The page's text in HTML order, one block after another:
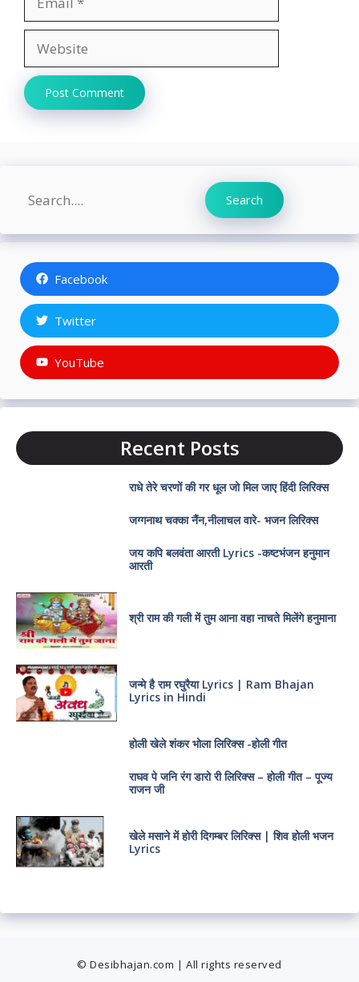
Search
Facebook
Twitter
YouTube
Recent Posts
राधे तेरे चरणों की गर धूल जो मिल जाए हिंदी लिरिक्स
जग्गनाथ चक्का नैंन,नीलाचल वारे- भजन लिरिक्स
जय कपि बलवंता आरती Lyrics -कष्टभंजन हनुमान
आरती
श्री राम की गली में तुम आना वहा नाचते मिलेंगे हनुमाना
जन्मे है राम रघुरैया Lyrics | Ram Bhajan
Lyrics in Hindi
होली खेले शंकर भोला लिरिक्स -होली गीत
राघव पे जनि रंग डारो री लिरिक्स – होली गीत – पूज्य
राजन जी
खेले मसाने में होरी दिगम्बर लिरिक्स | शिव होली भजन
Lyrics
© Desibhajan.com | All rights reserved